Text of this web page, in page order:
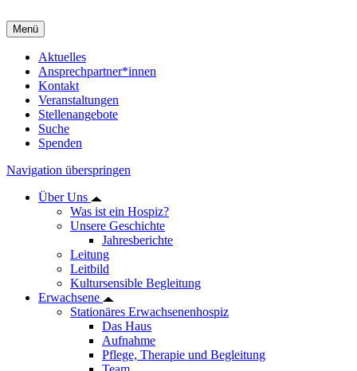
Menü
Aktuelles
Ansprechpartner*innen
Kontakt
Veranstaltungen
Stellenangebote
Suche
Spenden
Navigation überspringen
Über Uns
Was ist ein Hospiz?
Unsere Geschichte
Jahresberichte
Leitung
Leitbild
Kultursensible Begleitung
Erwachsene
Stationäres Erwachsenenhospiz
Das Haus
Aufnahme
Pflege, Therapie und Begleitung